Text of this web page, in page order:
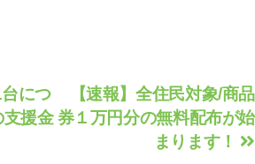
【速報】全住民対象/商品
券１万円分の無料配布が始
まります！
につ
支援金